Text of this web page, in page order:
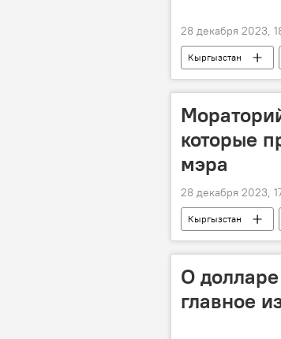
28 декабря 2023,
Кыргызстан
которые
мэра
28 декабря 2023,
Кыргызстан
Айбек Джунушалиев
О
главное